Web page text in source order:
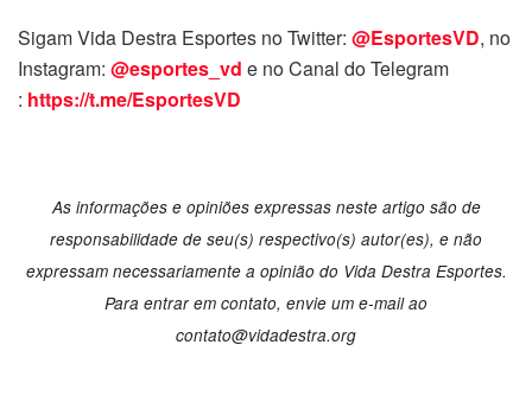
Sigam Vida Destra Esportes no Twitter: @EsportesVD, no
Instagram: @esportes_vd e no Canal do Telegram
: https://t.me/EsportesVD
As informações e opiniões expressas neste artigo são de
responsabilidade de seu(s) respectivo(s) autor(es), e não
expressam necessariamente a opinião do Vida Destra Esportes.
Para entrar em contato, envie um e-mail ao
contato@vidadestra.org